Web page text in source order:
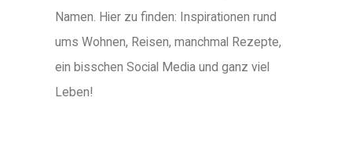
Namen. Hier zu finden: Inspirationen rund
ums Wohnen, Reisen, manchmal Rezepte,
ein bisschen Social Media und ganz viel
Leben!